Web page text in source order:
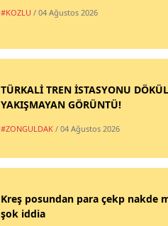
#KOZLU / 04 Ağustos 2026
TÜRKALİ TREN İSTASYONU
YAKIŞMAYAN GÖRÜNTÜ!
#ZONGULDAK / 04 Ağustos 2026
Kreş posundan para çekp nakde
şok iddia